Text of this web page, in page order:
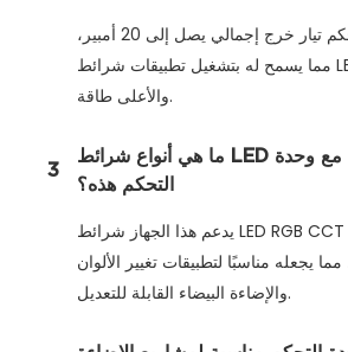
يدعم جهاز التحكم تيار خرج إجمالي يصل إلى 20 أمبير،
مما يسمح له بتشغيل تطبيقات شرائط LED الأطول
والأعلى طاقة.
3
ما هي أنواع شرائط LED المتوافقة مع وحدة
التحكم هذه؟
يدعم هذا الجهاز شرائط LED RGB CCT ذات مخرج
يجعله مناسبًا لتطبيقات تغيير الألوان
والإضاءة البيضاء القابلة للتعديل.